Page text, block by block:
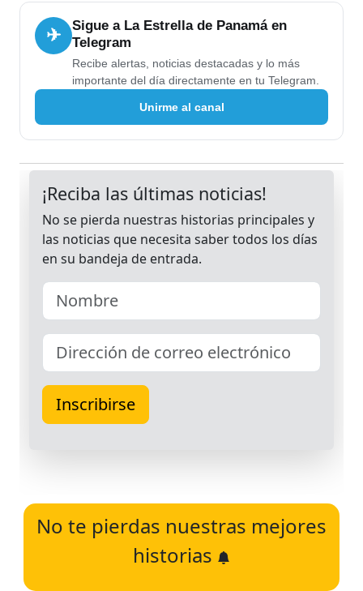
✈
Sigue a La Estrella de Panamá en
Telegram
Recibe alertas, noticias destacadas y lo más
importante del día directamente en tu Telegram.
Unirme al canal
No te pierdas nuestras mejores
historias